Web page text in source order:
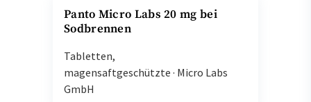
Panto Micro Labs 20 mg bei
Sodbrennen
Tabletten,
magensaftgeschützte · Micro Labs
GmbH